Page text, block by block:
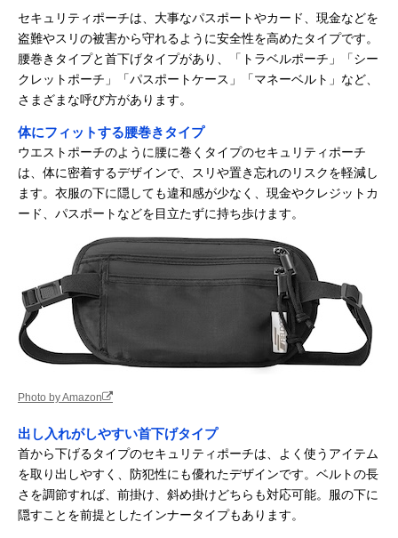
セキュリティポーチは、大事なパスポートやカード、現金などを
盗難やスリの被害から守れるように安全性を高めたタイプです。
腰巻きタイプと首下げタイプがあり、「トラベルポーチ」「シー
クレットポーチ」「パスポートケース」「マネーベルト」など、
さまざまな呼び方があります。
体にフィットする腰巻きタイプ
ウエストポーチのように腰に巻くタイプのセキュリティポーチ
は、体に密着するデザインで、スリや置き忘れのリスクを軽減し
ます。衣服の下に隠しても違和感が少なく、現金やクレジットカ
ード、パスポートなどを目立たずに持ち歩けます。
Photo by Amazon
出し入れがしやすい首下げタイプ
首から下げるタイプのセキュリティポーチは、よく使うアイテム
を取り出しやすく、防犯性にも優れたデザインです。ベルトの長
さを調節すれば、前掛け、斜め掛けどちらも対応可能。服の下に
隠すことを前提としたインナータイプもあります。